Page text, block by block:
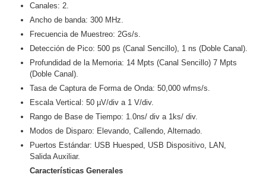
IP y NVRs
Ambientes
Salinos
(Anticorrosión)AntiexplosiónBalaCodificadores
y
Decodificadores
Domo
/ Eyeball /
Fisheye
y
Hemisféricas Lente
Canales: 2.
Ancho de banda: 300 MHz.
Frecuencia de Muestreo: 2Gs/s.
Detección de Pico: 500 ps (Canal Sencillo), 1 ns (Doble Canal).
Profundidad de la Memoria: 14 Mpts (Canal Sencillo) 7 Mpts
(Doble Canal).
Tasa de Captura de Forma de Onda: 50,000 wfms/s.
Escala Vertical: 50 µV/div a 1 V/div.
Rango de Base de Tiempo: 1.0ns/ div a 1ks/ div.
Modos de Disparo: Elevando, Callendo, Alternado.
Puertos Estándar: USB Huesped, USB Dispositivo, LAN,
Salida Auxiliar.
Características Generales